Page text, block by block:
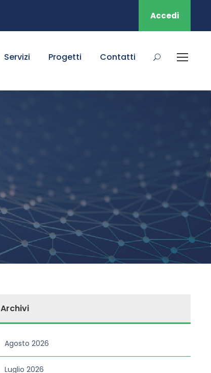
Accedi
Servizi Progetti Contatti
Archivi
Agosto 2026
Luglio 2026